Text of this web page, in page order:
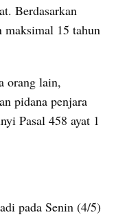
Berdasarkan
maksimal 15 tahun
orang lain,
pidana penjara
Pasal 458 ayat 1
pada Senin (4/5)